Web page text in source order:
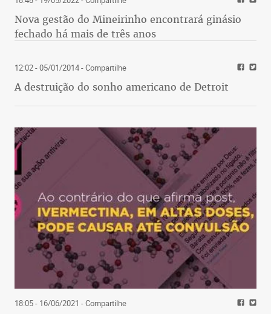
Nova gestão do Mineirinho encontrará ginásio
fechado há mais de três anos
12:02 - 05/01/2014- Compartilhe
A destruição do sonho americano de Detroit
18:05 - 16/06/2021 - Compartilhe